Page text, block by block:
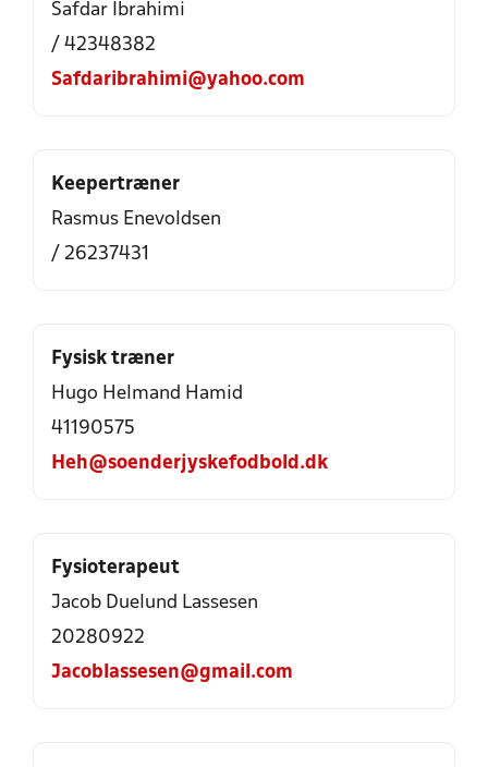
Safdar Ibrahimi
/ 42348382
Safdaribrahimi@yahoo.com
Keepertræner
Rasmus Enevoldsen
/ 26237431
Fysisk træner
Hugo Helmand Hamid
41190575
Heh@soenderjyskefodbold.dk
Fysioterapeut
Jacob Duelund Lassesen
20280922
Jacoblassesen@gmail.com